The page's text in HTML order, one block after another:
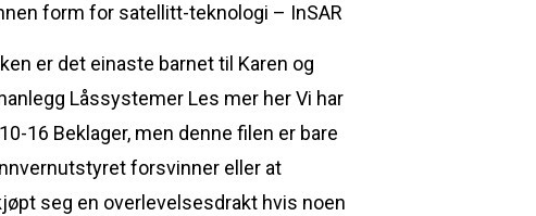
form for satellitt-teknologi – InSAR
er det einaste barnet til Karen og
Låssystemer Les mer her Vi har
16 Beklager, men denne filen er bare
forsvinner eller at
seg en overlevelsesdrakt hvis noen